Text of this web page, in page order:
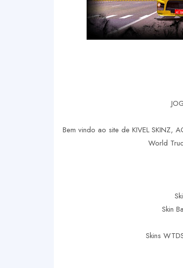
Bem vindo ao site de KIVEL SKINZ,
World
Skin
Skins